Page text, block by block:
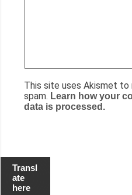
This site uses Akismet to
spam. Learn how your
data is processed.
Transl
ate
here